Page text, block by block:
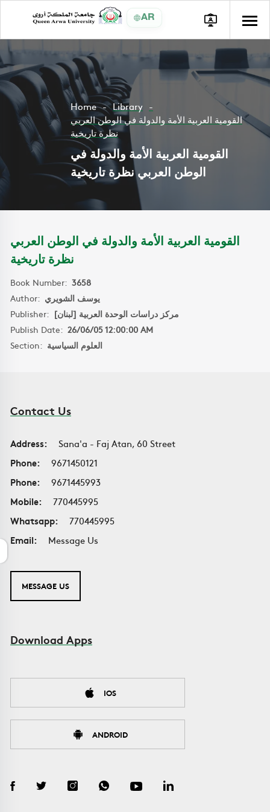
AR
Home
Library
القومية العربية الأمة والدولة في الوطن العربي
نظرة تاريخية
القومية العربية الأمة والدولة في
الوطن العربي نظرة تاريخية
القومية العربية الأمة والدولة في الوطن العربي
نظرة تاريخية
Book Number: 3658
Author: يوسف الشويري
Publisher: مركز دراسات الوحدة العربية [لبنان]
Publish Date: 26/06/05 12:00:00 AM
Section: العلوم السياسية
Contact Us
Address:
Sana'a - Faj Atan, 60 Street
Phone:
9671450121
Phone:
9671445993
Mobile:
770445995
Whatsapp:
770445995
Email:
Message Us
MESSAGE US
Download Apps
IOS
ANDROID